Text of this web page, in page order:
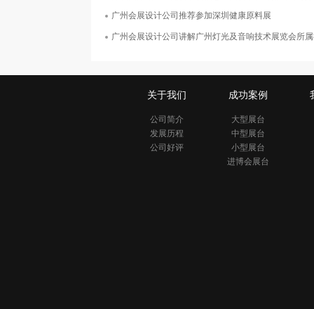
广州会展设计公司推荐参加深圳健康原料展
广州会展设计公司讲解广州灯光及音响技术展览会所
关于我们
公司简介
发展历程
公司好评
成功案例
大型展台
中型展台
小型展台
进博会展台